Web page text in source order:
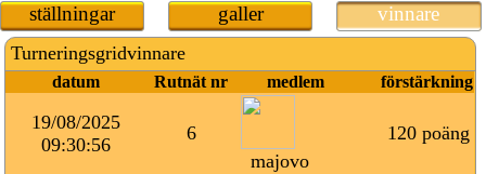
ställningar galler vinnare
Turneringsgridvinnare
datum Rutnät nr medlem förstärkning
19/08/2025
09:30:56
6
majovo
120 poäng